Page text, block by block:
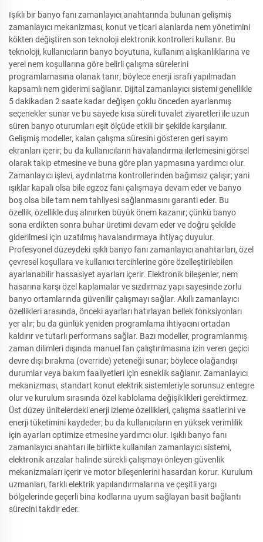
Işıklı bir banyo fanı zamanlayıcı anahtarında bulunan gelişmiş
zamanlayıcı mekanizması, konut ve ticari alanlarda nem yönetimini
kökten değiştiren son teknoloji elektronik kontrolleri kullanır. Bu
teknoloji, kullanıcıların banyo boyutuna, kullanım alışkanlıklarına ve
yerel nem koşullarına göre belirli çalışma sürelerini
programlamasına olanak tanır; böylece enerji israfı yapılmadan
kapsamlı nem giderimi sağlanır. Dijital zamanlayıcı sistemi genellikle
5 dakikadan 2 saate kadar değişen çoklu önceden ayarlanmış
seçenekler sunar ve bu sayede kısa süreli tuvalet ziyaretleri ile uzun
süren banyo oturumları eşit ölçüde etkili bir şekilde karşılanır.
Gelişmiş modeller, kalan çalışma süresini gösteren geri sayım
ekranları içerir; bu da kullanıcıların havalandırma ilerlemesini görsel
olarak takip etmesine ve buna göre plan yapmasına yardımcı olur.
Zamanlayıcı işlevi, aydınlatma kontrollerinden bağımsız çalışır; yani
ışıklar kapalı olsa bile egzoz fanı çalışmaya devam eder ve banyo
boş olsa bile tam nem tahliyesi sağlanmasını garanti eder. Bu
özellik, özellikle duş alınırken büyük önem kazanır; çünkü banyo
sona erdikten sonra buhar üretimi devam eder ve doğru şekilde
giderilmesi için uzatılmış havalandırmaya ihtiyaç duyulur.
Profesyonel düzeydeki ışıklı banyo fanı zamanlayıcı anahtarları, özel
çevresel koşullara ve kullanıcı tercihlerine göre özelleştirilebilen
ayarlanabilir hassasiyet ayarları içerir. Elektronik bileşenler, nem
hasarına karşı özel kaplamalar ve sızdırmaz yapı sayesinde zorlu
banyo ortamlarında güvenilir çalışmayı sağlar. Akıllı zamanlayıcı
özellikleri arasında, önceki ayarları hatırlayan bellek fonksiyonları
yer alır; bu da günlük yeniden programlama ihtiyacını ortadan
kaldırır ve tutarlı performans sağlar. Bazı modeller, programlanmış
zaman dilimleri dışında manuel fan çalıştırılmasına izin veren geçici
devre dışı bırakma (override) yeteneği sunar; böylece olağandışı
durumlar veya bakım faaliyetleri için esneklik sağlanır. Zamanlayıcı
mekanizması, standart konut elektrik sistemleriyle sorunsuz entegre
olur ve kurulum sırasında özel kablolama değişiklikleri gerektirmez.
Üst düzey ünitelerdeki enerji izleme özellikleri, çalışma saatlerini ve
enerji tüketimini kaydeder; bu da kullanıcıların en yüksek verimlilik
için ayarları optimize etmesine yardımcı olur. Işıklı banyo fanı
zamanlayıcı anahtarı ile birlikte kullanılan zamanlayıcı sistemi,
elektronik arızalar halinde sürekli çalışmayı önleyen güvenlik
mekanizmaları içerir ve motor bileşenlerini hasardan korur. Kurulum
uzmanları, farklı elektrik yapılandırmalarına ve çeşitli yargı
bölgelerinde geçerli bina kodlarına uyum sağlayan basit bağlantı
sürecini takdir eder.